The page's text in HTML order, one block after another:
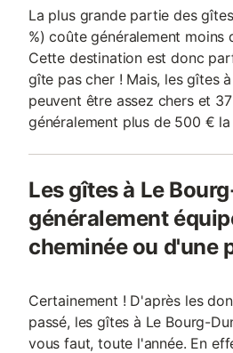
La plus grande partie des
%) coûte généralement moins
Cette destination est donc
gîte pas cher ! Mais, les gîtes
peuvent être assez chers et
généralement plus de 500 € la
Les gîtes à Le
généralement
cheminée ou d'une
Certainement ! D'après les
passé, les gîtes à Le Bourg-
vous faut, toute l'année. En